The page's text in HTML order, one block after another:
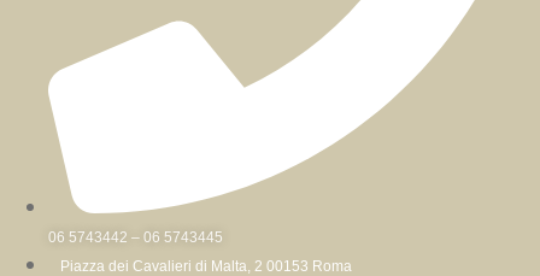
06 5743442 – 06 5743445
Piazza dei Cavalieri di Malta, 2 00153 Roma